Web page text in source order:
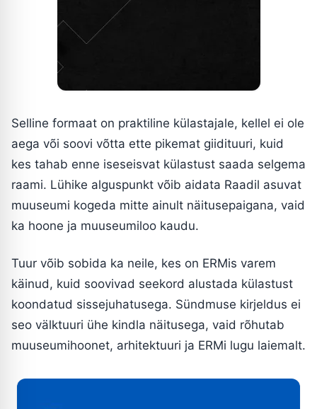
Selline formaat on praktiline külastajale, kellel ei ole
aega või soovi võtta ette pikemat giidituuri, kuid
kes tahab enne iseseisvat külastust saada selgema
raami. Lühike alguspunkt võib aidata Raadil asuvat
muuseumi kogeda mitte ainult näitusepaigana, vaid
ka hoone ja muuseumiloo kaudu.
Tuur võib sobida ka neile, kes on ERMis varem
käinud, kuid soovivad seekord alustada külastust
koondatud sissejuhatusega. Sündmuse kirjeldus ei
seo välktuuri ühe kindla näitusega, vaid rõhutab
muuseumihoonet, arhitektuuri ja ERMi lugu laiemalt.